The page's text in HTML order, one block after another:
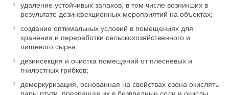
удаление устойчивых запахов, в том числе возникших в
результате дезинфекционных мероприятий на объектах;
создание оптимальных условий в помещениях для
хранения и переработки сельскохозяйственного и
пищевого сырья;
дезинсекция и очистка помещений от плесневых и
гнилостных грибков;
демеркуризация, основанная на свойствах озона окислять
пары ртути, превращая их в безвредные соли и окислы.